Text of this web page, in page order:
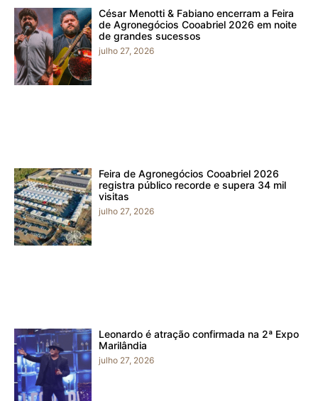
César Menotti & Fabiano encerram a Feira
de Agronegócios Cooabriel 2026 em noite
de grandes sucessos
julho 27, 2026
Feira de Agronegócios Cooabriel 2026
registra público recorde e supera 34 mil
visitas
julho 27, 2026
Leonardo é atração confirmada na 2ª Expo
Marilândia
julho 27, 2026